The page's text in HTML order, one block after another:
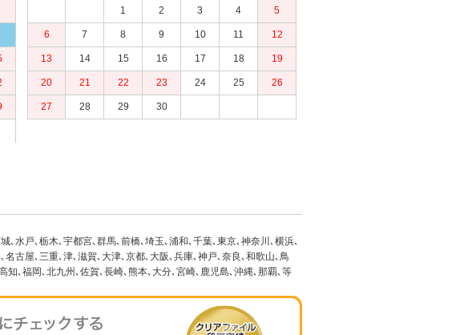
1 2 3 4 5
6 7 8 9 10 11 12
13 14 15 16 17 18 19
20 21 22 23 24 25 26
27 28 29 30
､水戸､栃木､宇都宮､群馬､前橋､埼玉､浦和､千葉､東京､神奈川､横浜､
古屋､三重､津､滋賀､大津､京都､大阪､兵庫､神戸､奈良､和歌山､鳥
知､福岡､北九州､佐賀､長崎､熊本､大分､宮崎､鹿児島､沖縄､那覇､等